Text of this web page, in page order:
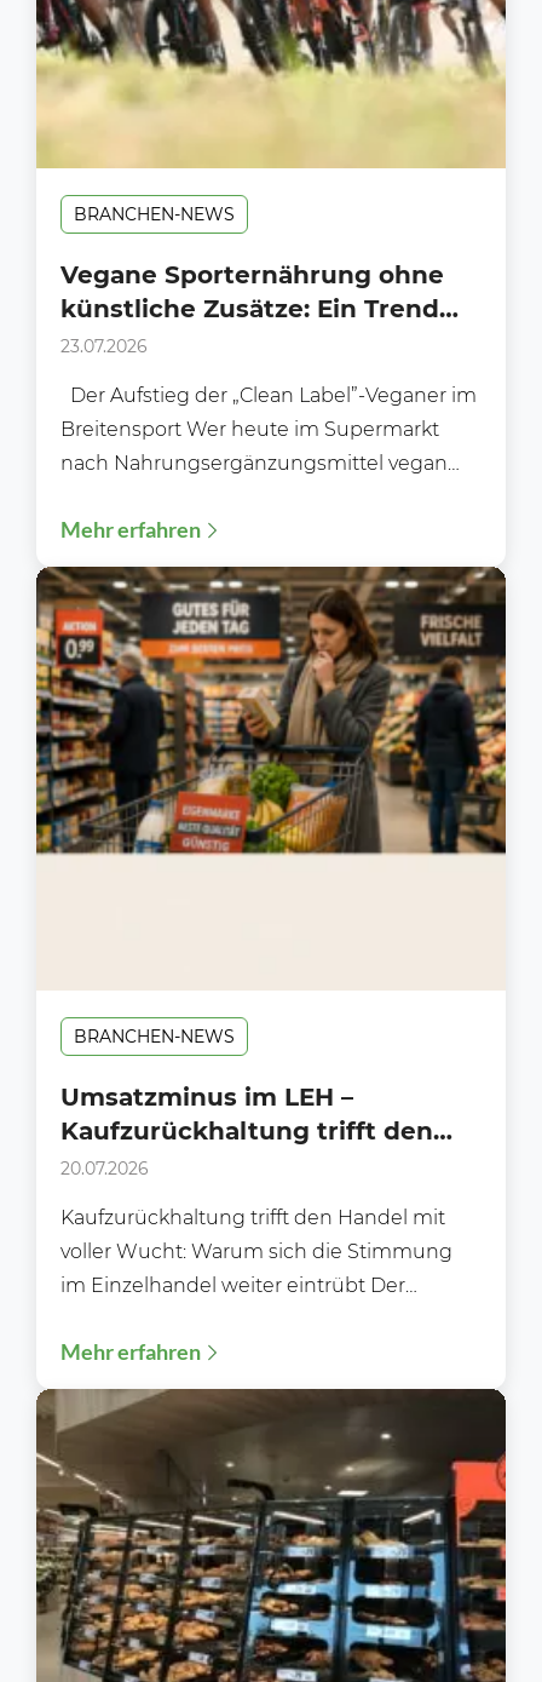
BRANCHEN-NEWS
Vegane Sporternährung ohne
künstliche Zusätze: Ein Trend
am Supermarkt-Regal?
23.07.2026
Der Aufstieg der „Clean Label”-Veganer im
Breitensport Wer heute im Supermarkt
nach Nahrungsergänzungsmittel vegan
Mehr erfahren
BRANCHEN-NEWS
Umsatzminus im LEH –
Kaufzurückhaltung trifft den
Handel mit voller Wucht!
20.07.2026
Kaufzurückhaltung trifft den Handel mit
voller Wucht: Warum sich die Stimmung
im Einzelhandel weiter eintrübt Der
unter Druck....
Mehr erfahren